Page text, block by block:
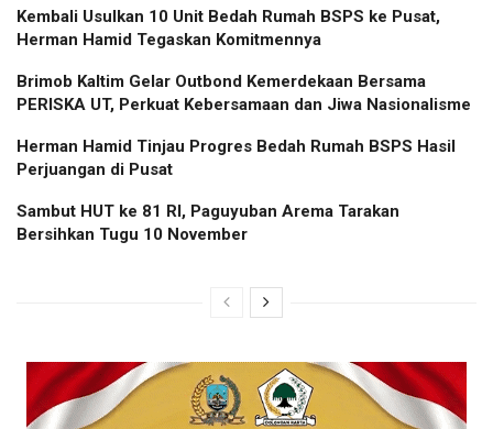
Kembali Usulkan 10 Unit Bedah Rumah BSPS ke Pusat,
Herman Hamid Tegaskan Komitmennya
Brimob Kaltim Gelar Outbond Kemerdekaan Bersama
PERISKA UT, Perkuat Kebersamaan dan Jiwa Nasionalisme
Herman Hamid Tinjau Progres Bedah Rumah BSPS Hasil
Perjuangan di Pusat
Sambut HUT ke 81 RI, Paguyuban Arema Tarakan
Bersihkan Tugu 10 November